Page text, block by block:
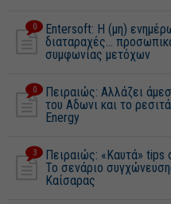
0
Entersoft: Η (μη)
διαταραχές...
συμφωνίας μετόχων
0
Πειραιώς: Αλλάζει
του Αδωνι και το
Energy
3
Πειραιώς: «Καυτά»
Το σενάριο
Καίσαρας